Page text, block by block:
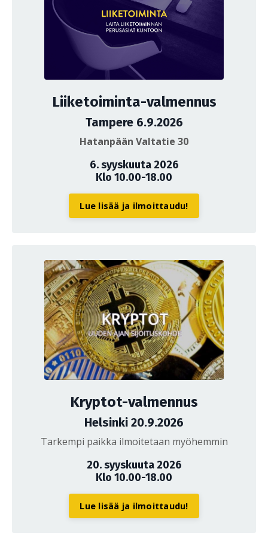
Liiketoiminta-valmennus
Tampere 6.9.2026
Hatanpään Valtatie 30
6. syyskuuta 2026
Klo 10.00-18.00
Lue lisää ja ilmoittaudu!
Kryptot-valmennus
Helsinki 20.9.2026
Tarkempi paikka ilmoitetaan myöhemmin
20. syyskuuta 2026
Klo 10.00-18.00
Lue lisää ja ilmoittaudu!